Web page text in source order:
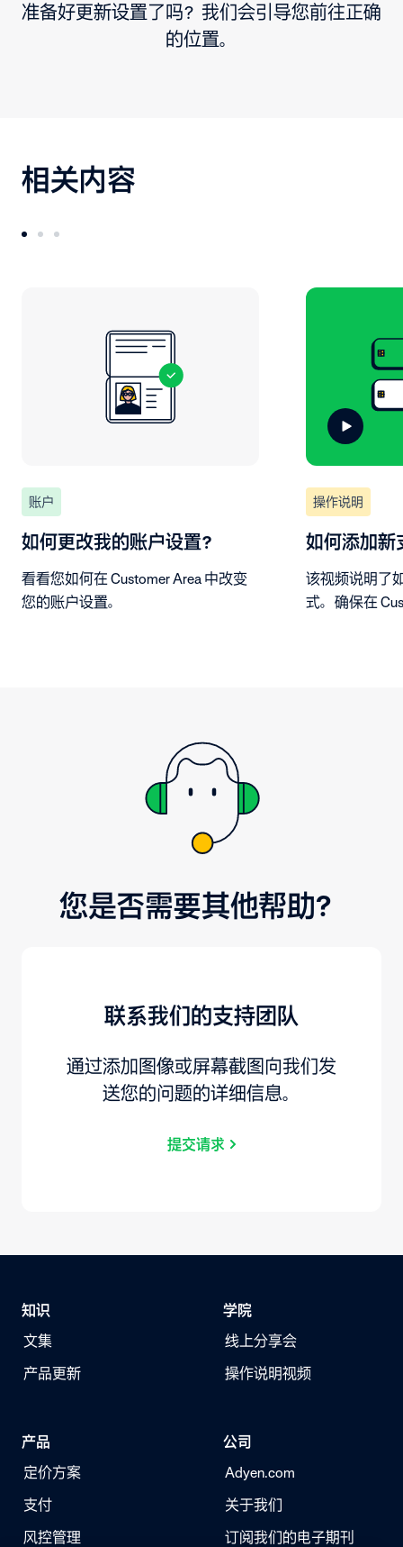
准备好更新设置了吗？我们会引导您前往正确
的位置。
相关内容
账户
如何更改我的账户设置？
看看您如何在 Customer Area 中改变
您的账户设置。
操作说明
如何添加新
该视频说明了
式。确保在
您是否需要其他帮助？
联系我们的支持团队
通过添加图像或屏幕截图向我们发
送您的问题的详细信息。
提交请求
知识
文集
产品更新
学院
线上分享会
操作说明视频
产品
定价方案
支付
风控管理
公司
Adyen.com
关于我们
订阅我们的电子期刊